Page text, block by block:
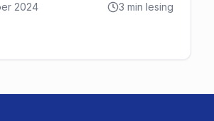
2024 3 min lesing